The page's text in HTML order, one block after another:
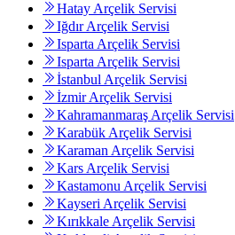
Hatay Arçelik Servisi
Iğdır Arçelik Servisi
Isparta Arçelik Servisi
Isparta Arçelik Servisi
İstanbul Arçelik Servisi
İzmir Arçelik Servisi
Kahramanmaraş Arçelik Servisi
Karabük Arçelik Servisi
Karaman Arçelik Servisi
Kars Arçelik Servisi
Kastamonu Arçelik Servisi
Kayseri Arçelik Servisi
Kırıkkale Arçelik Servisi